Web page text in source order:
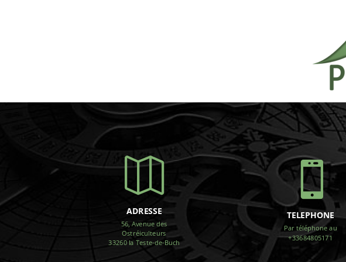

ADRESSE
56, Avenue des
Ostréiculteurs
33260 la Teste-de-Buch

TELEPHONE
Par téléphone au
+33684805171